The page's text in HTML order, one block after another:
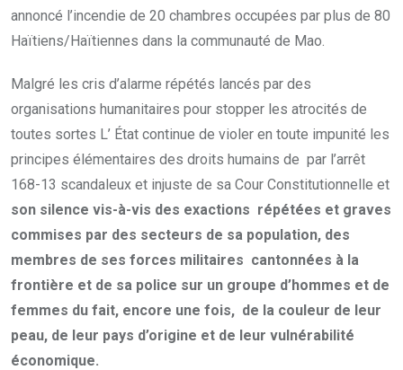
annoncé l’incendie de 20 chambres occupées par plus de 80
Haïtiens/Haïtiennes dans la communauté de Mao.
Malgré les cris d’alarme répétés lancés par des
organisations humanitaires pour stopper les atrocités de
toutes sortes L’ État continue de violer en toute impunité les
principes élémentaires des droits humains de par l’arrêt
168-13 scandaleux et injuste de sa Cour Constitutionnelle et
son silence vis-à-vis des exactions répétées et graves
commises par des secteurs de sa population, des
membres de ses forces militaires cantonnées à la
frontière et de sa police sur un groupe d’hommes et de
femmes du fait, encore une fois, de la couleur de leur
peau, de leur pays d’origine et de leur vulnérabilité
économique.